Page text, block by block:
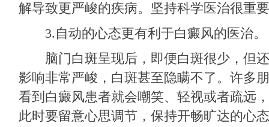
解导致更严峻的疾病。坚持科学医治很重
3.自动的心态更有利于白癜风的医治。
脑门白斑呈现后，即便白斑很少，但还
影响非常严峻，白斑甚至隐瞒不了。许多
看到白癜风患者就会嘲笑、轻视或者疏远
此时要留意心思调节，保持开畅旷达的心